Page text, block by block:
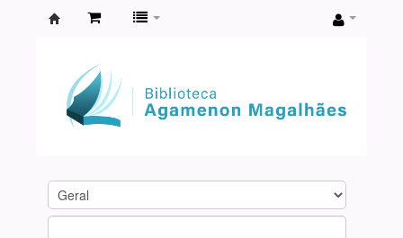
Agamenon
Magalhães